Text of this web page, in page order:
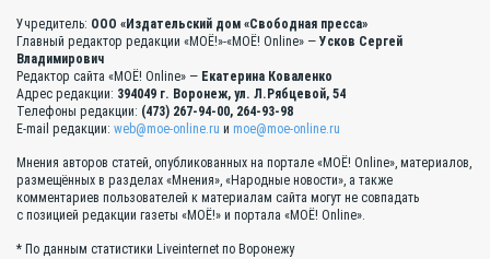
Учредитель: ООО «Издательский дом «Свободная пресса»
Главный редактор редакции «МОЁ!»-«МОЁ! Online» — Усков Сергей
Владимирович
Редактор сайта «МОЁ! Online» — Екатерина Коваленко
Адрес редакции: 394049 г. Воронеж, ул. Л.Рябцевой, 54
Телефоны редакции: (473) 267-94-00, 264-93-98
E-mail редакции: web@moe-online.ru и moe@moe-online.ru
Мнения авторов статей, опубликованных на портале «МОЁ! Online», материалов,
размещённых в разделах «Мнения», «Народные новости», а также
комментариев пользователей к материалам сайта могут не совпадать
с позицией редакции газеты «МОЁ!» и портала «МОЁ! Online».
* По данным статистики Liveinternet по Воронежу